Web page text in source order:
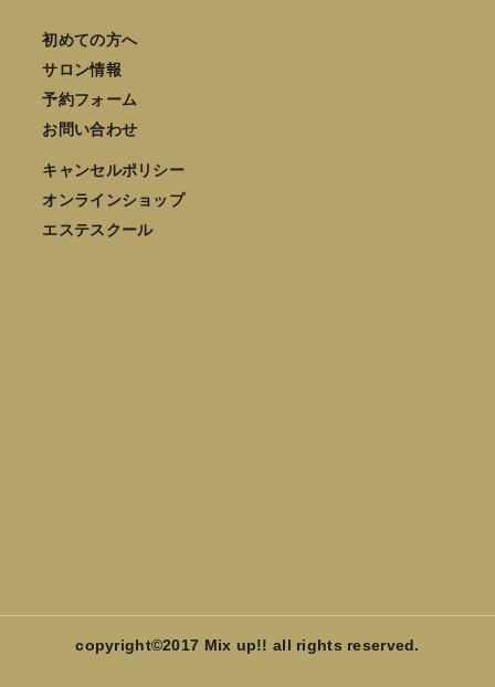
初めての方へ
サロン情報
予約フォーム
お問い合わせ
キャンセルポリシー
オンラインショップ
エステスクール
copyright©2017 Mix up!! all rights reserved.